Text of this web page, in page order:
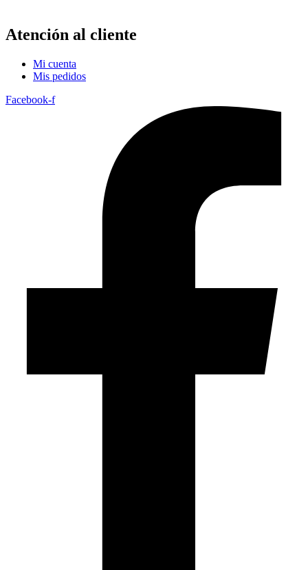
Atención al cliente
Mi cuenta
Mis pedidos
Facebook-f